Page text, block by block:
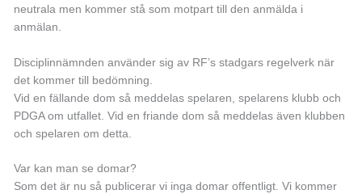
neutrala men kommer stå som motpart till den anmälda i
anmälan.
Disciplinnämnden använder sig av RF’s stadgars regelverk när
det kommer till bedömning.
Vid en fällande dom så meddelas spelaren, spelarens klubb och
PDGA om utfallet. Vid en friande dom så meddelas även klubben
och spelaren om detta.
Var kan man se domar?
Som det är nu så publicerar vi inga domar offentligt. Vi kommer